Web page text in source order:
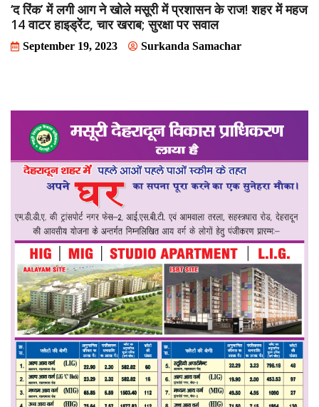
‘द रिंक’ में लगी आग ने खोले मसूरी में प्रशासन के राज! शहर में महज
14 वाटर हाइड्रेंट, चार खराब; सुरक्षा पर सवाल
September 19, 2023 Surkanda Samachar